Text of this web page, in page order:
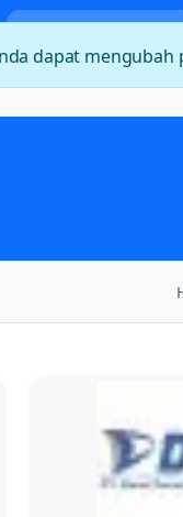
dapat mengubah